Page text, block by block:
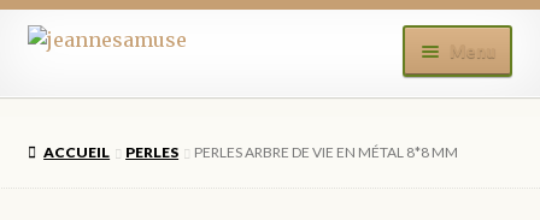
Aller
la
Aller
contenu
Menu
ACCUEIL PERLES PERLES ARBRE DE VIE EN MÉTAL 8*8 MM